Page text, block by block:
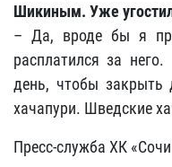
Шикиным. Уже угостил
– Да, вроде бы я
расплатился за
день, чтобы закрыть
хачапури. Шведские
Пресс-служба ХК